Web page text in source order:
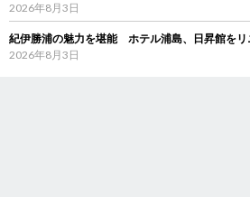
2026年8月3日
紀伊勝浦の魅力を堪能 ホテル浦島、日昇館をリ
2026年8月3日